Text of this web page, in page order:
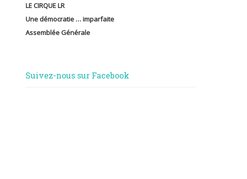
LE CIRQUE LR
Une démocratie … imparfaite
Assemblée Générale
Suivez-nous sur Facebook